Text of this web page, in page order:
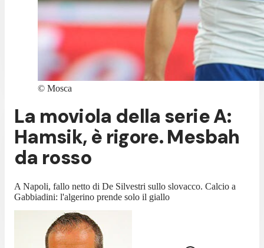
© Mosca
La moviola della serie A:
Hamsik, è rigore. Mesbah
da rosso
A Napoli, fallo netto di De Silvestri sullo slovacco. Calcio a
Gabbiadini: l'algerino prende solo il giallo